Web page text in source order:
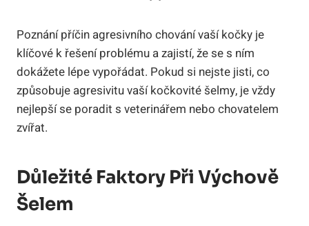
Poznání příčin agresivního chování vaší kočky je
klíčové k řešení problému a zajistí, že se s ním
dokážete lépe vypořádat. Pokud si nejste jisti, co
způsobuje agresivitu vaší kočkovité šelmy, je vždy
nejlepší se poradit s veterinářem nebo chovatelem
zvířat.
Důležité Faktory Při Výchově
Šelem